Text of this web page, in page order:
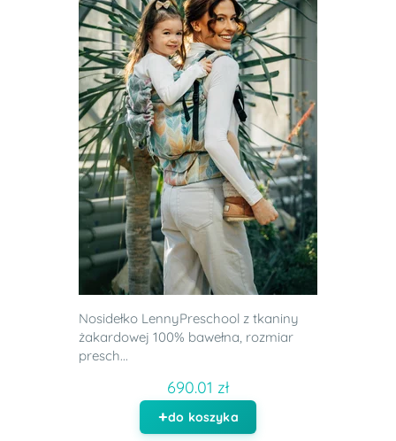
Nosidełko LennyPreschool z tkaniny
żakardowej 100% bawełna, rozmiar
presch...
690.01 zł
do koszyka